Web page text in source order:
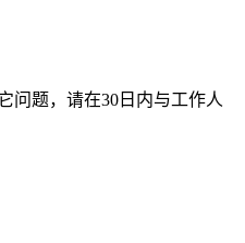
问题，请在30日内与工作人